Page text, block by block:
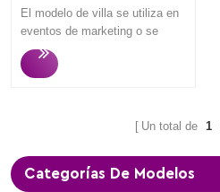
El modelo de villa se utiliza en
eventos de marketing o se
exhibe en la oficina de ventas
de bienes raíces para atraer a
los espectadores pueden
una vez que miran los modelos
de villa. Betty Models se centra
Un total de 1
Categorías De Modelos